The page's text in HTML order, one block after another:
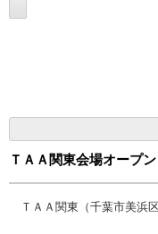
ＴＡＡ関東会場オープ
ＴＡＡ関東（千葉市美浜